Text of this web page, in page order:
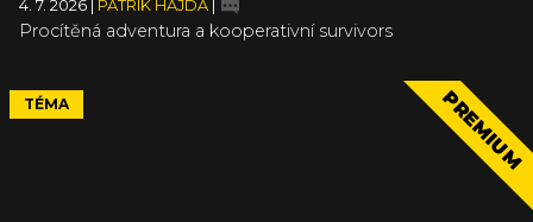
4. 7. 2026 PATRIK HAJDA
Procítěná adventura a kooperativní survivors
TÉMA PREMIUM